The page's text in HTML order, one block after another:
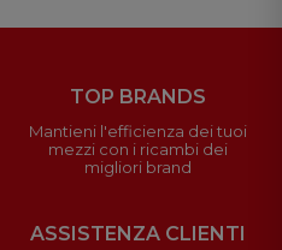
TOP BRANDS
Mantieni l'efficienza dei tuoi
mezzi con i ricambi dei
migliori brand
ASSISTENZA CLIENTI